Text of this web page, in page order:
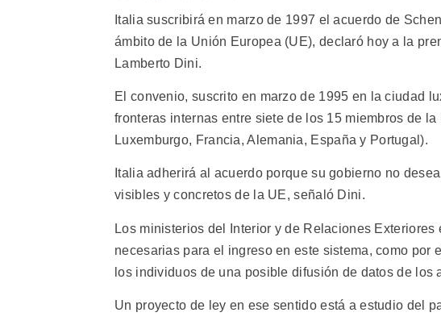
Italia suscribirá en marzo de 1997 el acuerdo de
ámbito de la Unión Europea (UE), declaró hoy a la
Lamberto Dini.
El convenio, suscrito en marzo de 1995 en la ciudad
fronteras internas entre siete de los 15 miembros de
Luxemburgo, Francia, Alemania, España y Portugal).
Italia adherirá al acuerdo porque su gobierno no
visibles y concretos de la UE, señaló Dini.
Los ministerios del Interior y de Relaciones
necesarias para el ingreso en este sistema, como por
los individuos de una posible difusión de datos de
Un proyecto de ley en ese sentido está a estudio del